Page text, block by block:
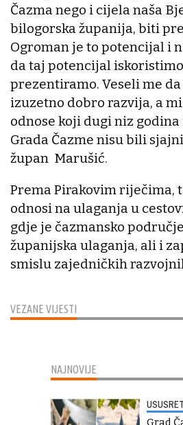
VEZANE VIJESTI
Čazma nego i cijela naša
bilogorska županija, biti
Ogroman je to potencijal i
da taj potencijal
prezentiramo. Veseli me da
izuzetno dobro razvija, a
odnose koji dugi niz
Grada Čazme nisu bili
župan Marušić.
Prema Pirakovim riječima,
odnosi na ulaganja u
gdje je čazmansko
županijska ulaganja, ali i
smislu zajedničkih
NAJNOVIJE
Grad